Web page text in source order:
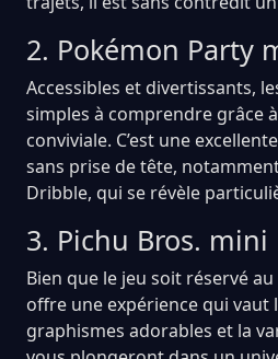
2. Pokémon Party
Accessibles et divertissants,
simples à comprendre grâce
conviviale. C’est une
sans prise de tête,
Dribble, qui se révèle
3. Pichu Bros. mini
Bien que le jeu soit réservé
offre une expérience qui vaut
graphismes adorables et la